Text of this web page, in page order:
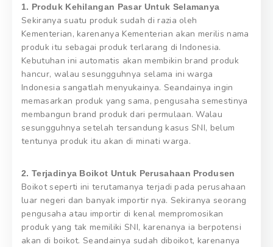
1. Produk Kehilangan Pasar Untuk Selamanya
Sekiranya suatu produk sudah di razia oleh
Kementerian, karenanya Kementerian akan merilis nama
produk itu sebagai produk terlarang di Indonesia.
Kebutuhan ini automatis akan membikin brand produk
hancur, walau sesungguhnya selama ini warga
Indonesia sangatlah menyukainya. Seandainya ingin
memasarkan produk yang sama, pengusaha semestinya
membangun brand produk dari permulaan. Walau
sesungguhnya setelah tersandung kasus SNI, belum
tentunya produk itu akan di minati warga.
2. Terjadinya Boikot Untuk Perusahaan Produsen
Boikot seperti ini terutamanya terjadi pada perusahaan
luar negeri dan banyak importir nya. Sekiranya seorang
pengusaha atau importir di kenal mempromosikan
produk yang tak memiliki SNI, karenanya ia berpotensi
akan di boikot. Seandainya sudah diboikot, karenanya